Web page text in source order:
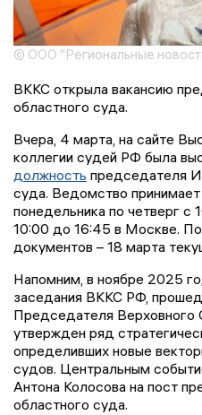
© ООО "Региональные
ВККС открыла вакансию
областного суда.
Вчера, 4 марта, на сайте
коллегии судей РФ была
должность председателя
суда. Ведомство
понедельника по четверг с
10:00 до 16:45 в Москве.
документов – 18 марта
Напомним, в ноябре 2025
заседания ВККС РФ,
Председателя Верховного
утвержден ряд
определивших новые
судов. Центральным
Антона Колосова на пост
областного суда.